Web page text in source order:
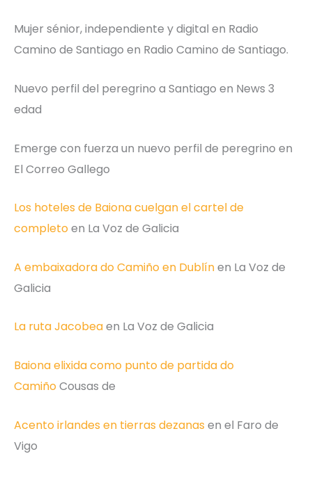
Mujer sénior, independiente y digital en Radio
Camino de Santiago en Radio Camino de Santiago.
Nuevo perfil del peregrino a Santiago en News 3
edad
Emerge con fuerza un nuevo perfil de peregrino en
El Correo Gallego
Los hoteles de Baiona cuelgan el cartel de
completoen La Voz de Galicia
A embaixadora do Camiño en Dublínen La Voz de
Galicia
La ruta Jacobeaen La Voz de Galicia
Baiona elixida como punto de partida do
CamiñoCousas de
Acento irlandes en tierras dezanas en el Faro de
Vigo